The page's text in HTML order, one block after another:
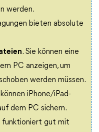
werden.
bieten absolute
. Sie können eine
PC anzeigen, um
werden müssen.
können iPhone/iPad-
dem PC sichern.
funktioniert gut mit